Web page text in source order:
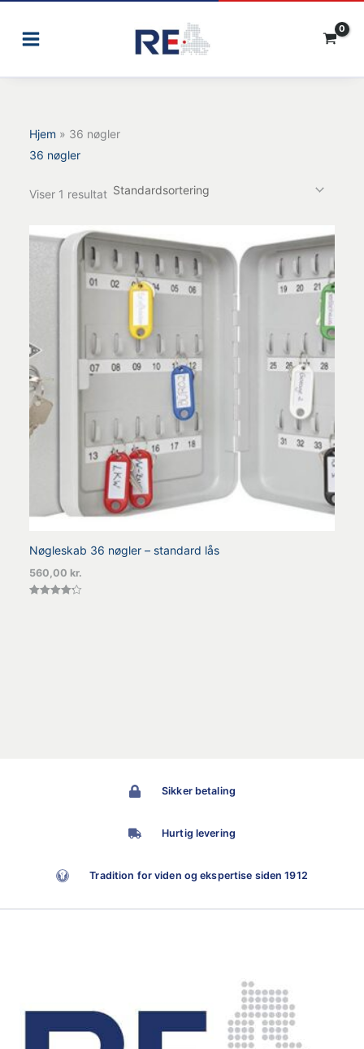
Hjem » 36 nøgler
36 nøgler
Viser 1 resultat
Nøgleskab 36 nøgler – standard lås
560,00 kr.
Sikker betaling
Hurtig levering
Tradition for viden og ekspertise siden 1912